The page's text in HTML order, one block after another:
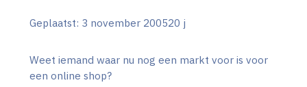
Geplaatst: 3 november 200520 j
Weet iemand waar nu nog een markt voor is voor
een online shop?